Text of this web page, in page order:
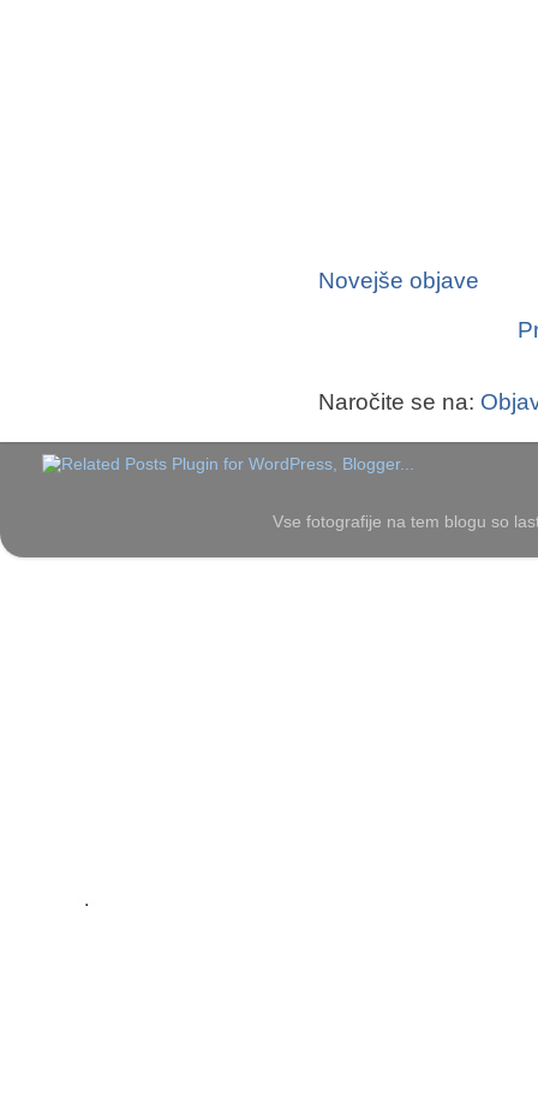
Novejše objave
Naročite se na:
Vse fotografije na tem blogu so